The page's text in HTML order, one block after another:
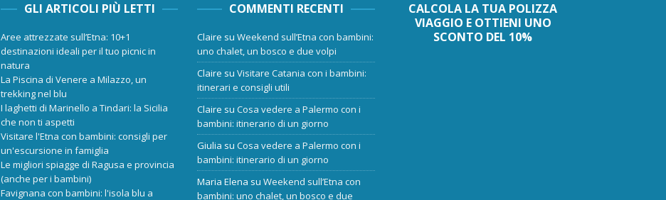
GLI ARTICOLI PIÙ LETTI
Aree attrezzate sull’Etna: 10+1
destinazioni ideali per il tuo picnic in
natura
La Piscina di Venere a Milazzo, un
trekking nel blu
I laghetti di Marinello a Tindari: la Sicilia
che non ti aspetti
Visitare l'Etna con bambini: consigli per
un'escursione in famiglia
Le migliori spiagge di Ragusa e provincia
(anche per i bambini)
Favignana con bambini: l'isola blu a
COMMENTI RECENTI
Claire suWeekend sull’Etna con bambini:
uno chalet, un bosco e due volpi
Claire suVisitare Catania con i bambini:
itinerari e consigli utili
Claire suCosa vedere a Palermo con i
bambini: itinerario di un giorno
Giulia suCosa vedere a Palermo con i
bambini: itinerario di un giorno
Maria Elena suWeekend sull’Etna con
bambini: uno chalet, un bosco e due
CALCOLA LA TUA POLIZZA
VIAGGIO E OTTIENI UNO
SCONTO DEL 10%